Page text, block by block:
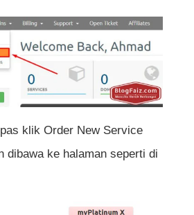
klik Order New Service
dibawa ke halaman seperti di